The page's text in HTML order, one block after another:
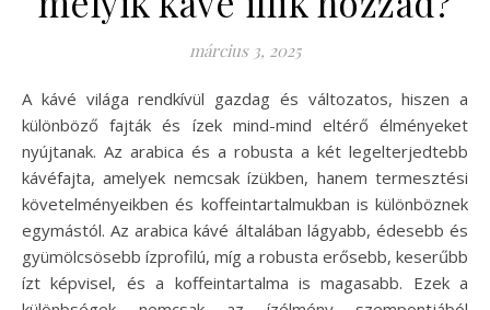
március 3, 2025
A kávé világa rendkívül gazdag és változatos, hiszen a
különböző fajták és ízek mind-mind eltérő élményeket
nyújtanak. Az arabica és a robusta a két legelterjedtebb
kávéfajta, amelyek nemcsak ízükben, hanem termesztési
követelményeikben és koffeintartalmukban is különböznek
egymástól. Az arabica kávé általában lágyabb, édesebb és
gyümölcsösebb ízprofilú, míg a robusta erősebb, keserűbb
ízt képvisel, és a koffeintartalma is magasabb. Ezek a